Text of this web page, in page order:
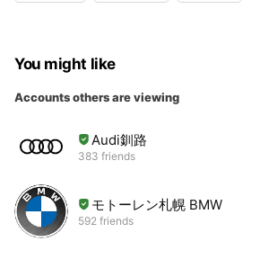
You might like
Accounts others are viewing
Audi釧路
383 friends
モトーレン札幌 BMW
592 friends